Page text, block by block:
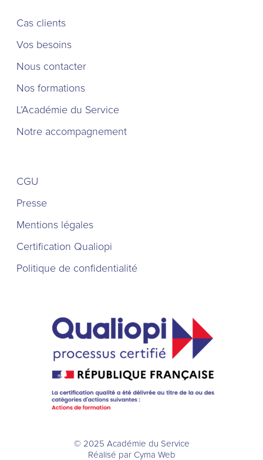
Cas clients
Vos besoins
Nous contacter
Nos formations
L’Académie du Service
Notre accompagnement
CGU
Presse
Mentions légales
Certification Qualiopi
Politique de confidentialité
© 2025 Académie du Service
Réalisé par Cyma Web